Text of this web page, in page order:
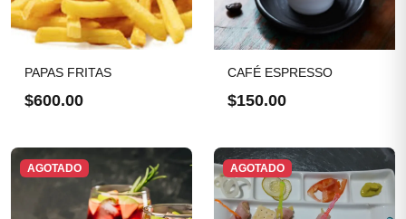
PAPAS FRITAS
$600.00
CAFÉ ESPRESSO
$150.00
AGOTADO AGOTADO